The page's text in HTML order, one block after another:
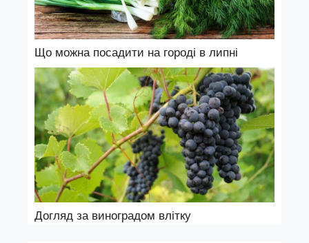
Що можна посадити на городі в липні
Догляд за виноградом влітку